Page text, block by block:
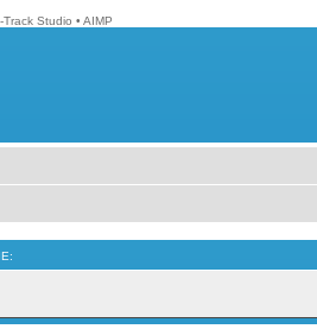
Track Studio • AIMP